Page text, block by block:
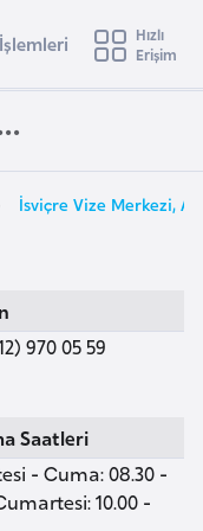
e
t
Hızlı
Erişim
İsviçre Vize Merkezi,
970 05 59
Saatleri
- Cuma: 08.30 -
10.00 -